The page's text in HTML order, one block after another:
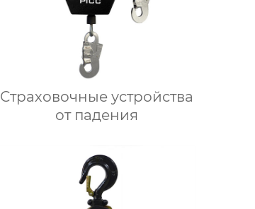
Страховочные устройства
от падения